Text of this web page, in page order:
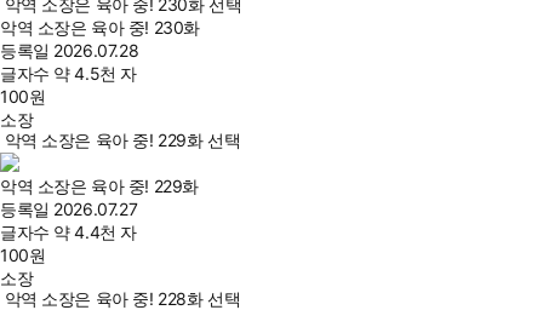
악역 소장은 육아 중! 230화 선택
악역 소장은 육아 중! 230화
등록일 2026.07.28
글자수 약 4.5천 자
100원
소장
악역 소장은 육아 중! 229화 선택
악역 소장은 육아 중! 229화
등록일 2026.07.27
글자수 약 4.4천 자
100원
소장
악역 소장은 육아 중! 228화 선택